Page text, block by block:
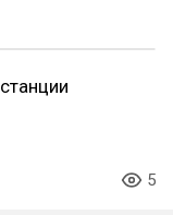
5